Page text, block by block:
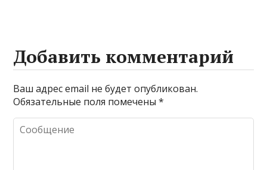
Добавить комментарий
Ваш адрес email не будет опубликован.
Обязательные поля помечены*